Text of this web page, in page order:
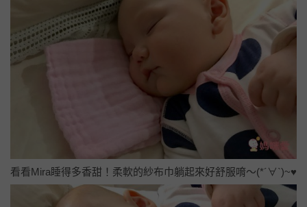
看看Mira睡得多香甜！柔軟的紗布巾躺起來好舒服唷～(*´∀`)~♥